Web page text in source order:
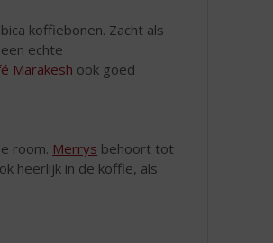
koffiebonen. Zacht als
echte
Marakesh ook goed
room. Merrys behoort tot
heerlijk in de koffie, als